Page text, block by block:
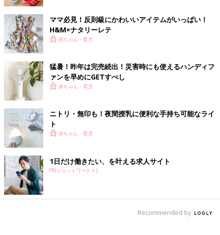
Naomiさん(@pastelvoice7)がシェアした投稿
Naomiさん（@pastelvoice7
ーとイエロー）（各100円）」、「スター フォーク/スプーン
（各100円）」「コルクコースター 流星/土星（各100円）」
「マルチクロス 宇宙（500円）」「箸置き 飛行機(ブルー)（100
円）」と、「ランチプレート スペースシャトル（500円）」を購
入。おうちでこんなキッズプレートが出てきたら、子どもは大喜
びですね！
関連：金太郎にクマさんに鯉のぼりも！インスタママの#こども
ママ必見！反則級にかわいいアイテムがいっぱい！
H&M×ナタリーレテ
赤ちゃん・育児
猛暑！昨年は完売続出！災害時にも使えるハンディフ
ァンを早めにGETすべし
赤ちゃん・育児
ニトリ・無印も！夜間授乳に便利な手持ち可能なライ
ト
赤ちゃん・育児
1日だけ働きたい、を叶える求人サイト
PR(ショットワークス)
Recommended by